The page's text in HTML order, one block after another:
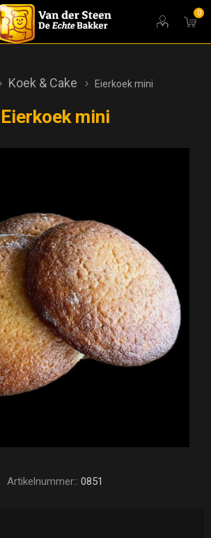
0
Koek & Cake Eierkoek mini
Eierkoek mini
Artikelnummer:: 0851